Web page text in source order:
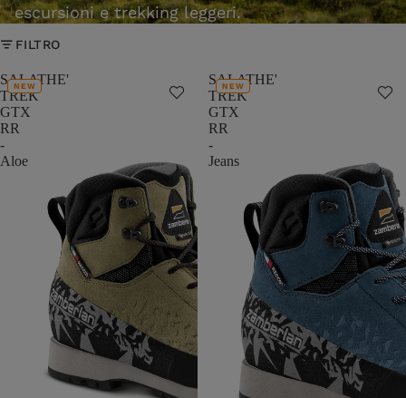
escursioni e trekking leggeri.
FILTRO
SALATHE'
TREK
GTX
RR
-
Aloe
NEW
SALATHE'
TREK
GTX
RR
-
Jeans
NEW